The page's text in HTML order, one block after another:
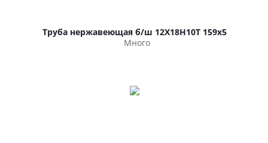
Труба нержавеющая б/ш 12Х18Н10Т 159х5
Много